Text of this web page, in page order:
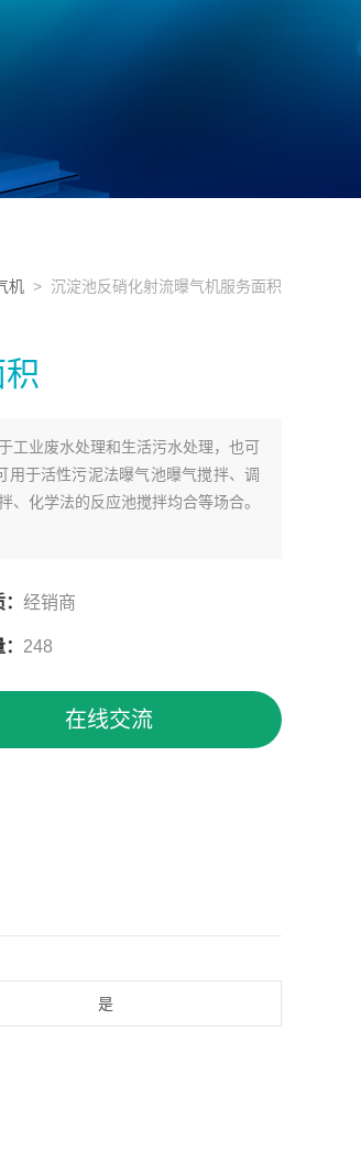
机 > 沉淀池反硝化射流曝气机服务面积
工业废水处理和生活污水处理，也可
于活性污泥法曝气池曝气搅拌、调
化学法的反应池搅拌均合等场合。
经销商
248
在线交流
是